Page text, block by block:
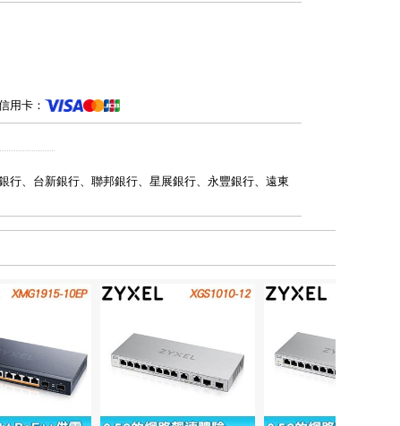
用卡：
行、台新銀行、聯邦銀行、星展銀行、永豐銀行、遠東